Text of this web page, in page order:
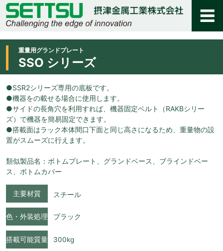
重量用グランドプレート
SSO シリーズ
●SSR2シリーズ専用の底板です。
●機器をの載せる場合に使用します。
●サイドの長角穴を利用すれば、機器固定ベルト（RAKBシリー
ズ）で機器を簡易固定できます。
●搭載面はラック本体間口下面と同じ高さになるため、重量物の設
置がスムーズに行えます。
類似製品名：ボトムプレート、グランドベース、ブラインドベー
ス、ボトムカバー
主要材質 スチール
色・外装処理 ブラック
搭載可能質量 300kg